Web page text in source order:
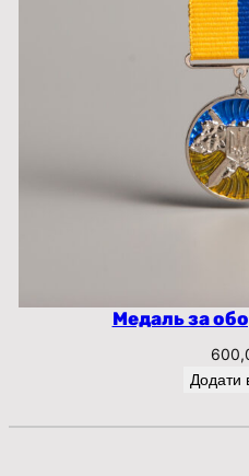
Медаль за
Додати